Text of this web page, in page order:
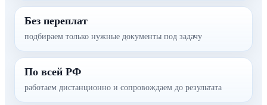
Без переплат
подбираем только нужные документы под задачу
По всей РФ
работаем дистанционно и сопровождаем до результата